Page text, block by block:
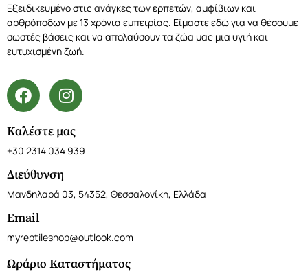
Εξειδικευμένο στις ανάγκες των ερπετών, αμφίβιων και
αρθρόποδων με 13 χρόνια εμπειρίας. Είμαστε εδώ για να θέσουμε
σωστές βάσεις και να απολαύσουν τα ζώα μας μια υγιή και
ευτυχισμένη ζωή.
Καλέστε μας
+30 2314 034 939
Διεύθυνση
Μανδηλαρά 03, 54352, Θεσσαλονίκη, Ελλάδα
Email
myreptileshop@outlook.com
Ωράριο Καταστήματος